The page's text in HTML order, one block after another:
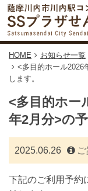
HOME お知らせ一覧
<多目的ホール2026
します。
<多目的ホー
年2月分>の
2025.06.26
下記のご利用予約